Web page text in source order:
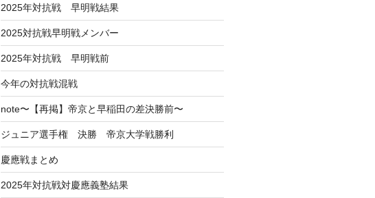
2025年対抗戦 早明戦結果
2025対抗戦早明戦メンバー
2025年対抗戦 早明戦前
今年の対抗戦混戦
note〜【再掲】帝京と早稲田の差決勝前〜
ジュニア選手権 決勝 帝京大学戦勝利
慶應戦まとめ
2025年対抗戦対慶應義塾結果